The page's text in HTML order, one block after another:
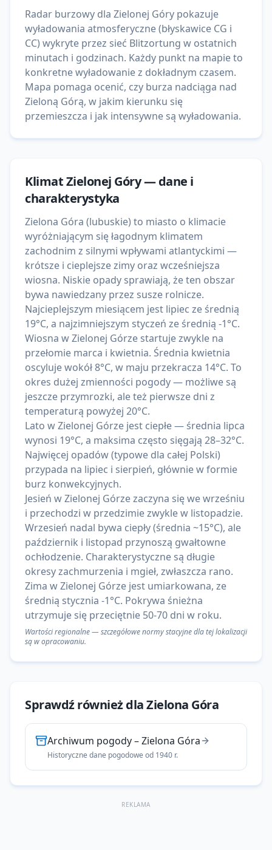
Radar burzowy dla Zielonej Góry pokazuje
wyładowania atmosferyczne (błyskawice CG i
CC) wykryte przez sieć Blitzortung w ostatnich
minutach i godzinach. Każdy punkt na mapie to
konkretne wyładowanie z dokładnym czasem.
Mapa pomaga ocenić, czy burza nadciąga nad
Zieloną Górą, w jakim kierunku się
przemieszcza i jak intensywne są wyładowania.
KlimatZielonej Góry— dane i
charakterystyka
Zielona Góra (lubuskie) to miasto o klimacie
wyróżniającym się łagodnym klimatem
zachodnim z silnymi wpływami atlantyckimi —
krótsze i cieplejsze zimy oraz wcześniejsza
wiosna. Niskie opady sprawiają, że ten obszar
bywa nawiedzany przez susze rolnicze.
Najcieplejszym miesiącem jest lipiec ze średnią
19°C, a najzimniejszym styczeń ze średnią -1°C.
Wiosna w Zielonej Górze startuje zwykle na
przełomie marca i kwietnia. Średnia kwietnia
oscyluje wokół 8°C, w maju przekracza 14°C. To
okres dużej zmienności pogody — możliwe są
jeszcze przymrozki, ale też pierwsze dni z
temperaturą powyżej 20°C.
Lato w Zielonej Górze jest ciepłe — średnia lipca
wynosi 19°C, a maksima często sięgają 28–32°C.
Najwięcej opadów (typowe dla całej Polski)
przypada na lipiec i sierpień, głównie w formie
burz konwekcyjnych.
Jesień w Zielonej Górze zaczyna się we wrześniu
i przechodzi w przedzimie zwykle w listopadzie.
Wrzesień nadal bywa ciepły (średnia ~15°C), ale
październik i listopad przynoszą gwałtowne
ochłodzenie. Charakterystyczne są długie
okresy zachmurzenia i mgieł, zwłaszcza rano.
Zima w Zielonej Górze jest umiarkowana, ze
średnią stycznia -1°C. Pokrywa śnieżna
utrzymuje się przeciętnie 50-70 dni w roku.
Wartości regionalne — szczegółowe normy stacyjne dla tej lokalizacji
są w opracowaniu.
Sprawdź również dlaZielona Góra
Archiwum pogody–Zielona Góra
Historyczne dane pogodowe od 1940 r.
REKLAMA